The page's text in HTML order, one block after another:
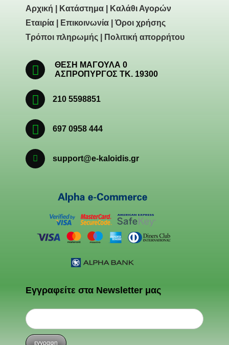
Αρχική Κατάστημα
Καλάθι Αγορών
Εταιρία
Επικοινωνία |Όροι χρήσης
Τρόποι πληρωμής
Πολιτική απορρήτου
ΘΕΣΗ ΜΑΓΟΥΛΑ 0
ΑΣΠΡΟΠΥΡΓΟΣ ΤΚ. 19300
210 5598851
697 0958 444
support@e-kaloidis.gr
Εγγραφείτε στα Newsletter μας